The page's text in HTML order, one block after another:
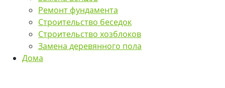
Ремонт фундамента
Строительство беседок
Строительство хозблоков
Замена деревянного пола
Дома